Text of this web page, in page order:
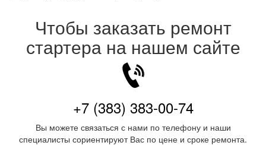
Чтобы заказать ремонт
стартера на нашем сайте
+7 (383) 383-00-74
Вы можете связаться с нами по телефону и наши
специалисты сориентируют Вас по цене и сроке ремонта.